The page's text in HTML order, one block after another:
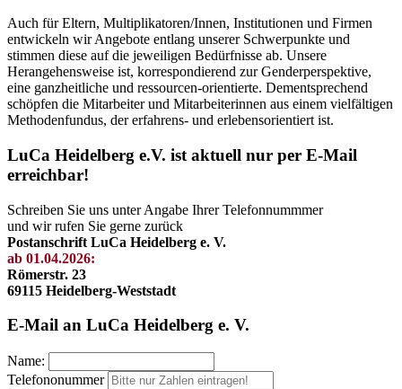
Auch für Eltern, Multiplikatoren/Innen, Institutionen und Firmen
entwickeln wir Angebote entlang unserer Schwerpunkte und
stimmen diese auf die jeweiligen Bedürfnisse ab. Unsere
Herangehensweise ist, korrespondierend zur Genderperspektive,
eine ganzheitliche und ressourcen-orientierte. Dementsprechend
schöpfen die Mitarbeiter und Mitarbeiterinnen aus einem vielfältigen
Methodenfundus, der erfahrens- und erlebensorientiert ist.
LuCa Heidelberg e.V. ist aktuell nur per E-Mail
erreichbar!
Schreiben Sie uns unter Angabe Ihrer Telefonnummmer
und wir rufen Sie gerne zurück
Postanschrift LuCa Heidelberg e. V.
ab 01.04.2026:
Römerstr. 23
69115 Heidelberg-Weststadt
E-Mail an LuCa Heidelberg e. V.
Name:
Telefononummer